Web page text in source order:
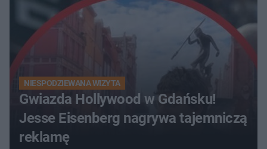
NIESPODZIEWANA WIZYTA
Gwiazda Hollywood w Gdańsku!
Jesse Eisenberg nagrywa tajemniczą
reklamę